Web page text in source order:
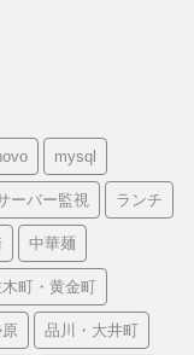
mysql
ーバー監視 ランチ
中華麺
町・黄金町
原 品川・大井町